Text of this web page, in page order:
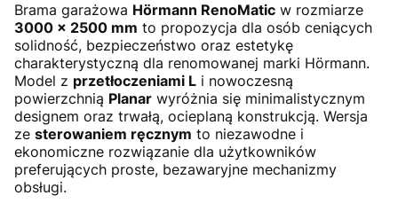
Brama garażowa Hörmann RenoMatic w rozmiarze
3000 × 2500 mm to propozycja dla osób ceniących
solidność, bezpieczeństwo oraz estetykę
charakterystyczną dla renomowanej marki Hörmann.
Model z przetłoczeniami L i nowoczesną
powierzchnią Planar wyróżnia się minimalistycznym
designem oraz trwałą, ocieplaną konstrukcją. Wersja
ze sterowaniem ręcznym to niezawodne i
ekonomiczne rozwiązanie dla użytkowników
preferujących proste, bezawaryjne mechanizmy
obsługi.